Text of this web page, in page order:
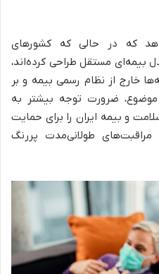
که در حالی که کشورهای
بیمه‌ای مستقل طراحی کرده‌اند،
خارج از نظام رسمی بیمه و بر
موضوع، ضرورت توجه بیشتر به
و بیمه ایران را برای حمایت
مراقبت‌های طولانی‌مدت پررنگ